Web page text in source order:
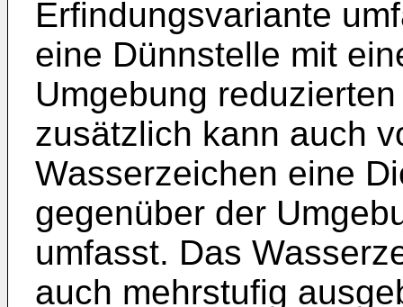
Erfindungsvariante
eine Dünnstelle mit
Umgebung
zusätzlich kann auch
Wasserzeichen eine
gegenüber der
umfasst. Das
auch mehrstufig